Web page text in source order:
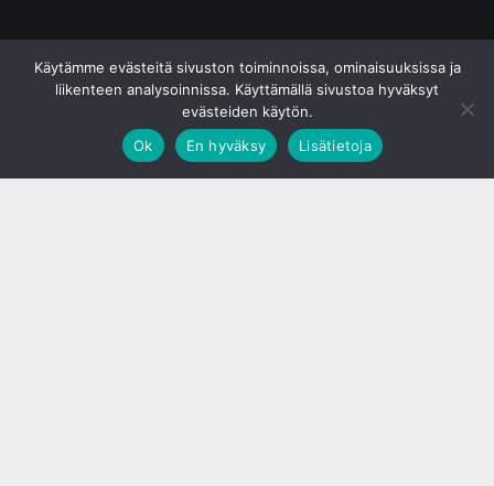
Käytämme evästeitä sivuston toiminnoissa, ominaisuuksissa ja
liikenteen analysoinnissa. Käyttämällä sivustoa hyväksyt
evästeiden käytön.
Ok
En hyväksy Lisätietoja